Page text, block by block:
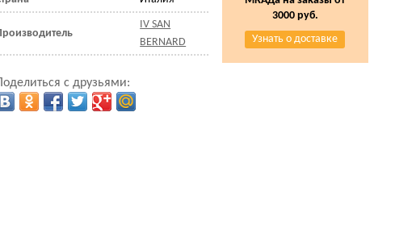
IV SAN
BERNARD
Поделиться с друзьями:
3000 руб.
Узнать о доставке